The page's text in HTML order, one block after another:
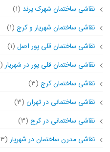
نقاشی ساختمان شهرک پرند (۱)
نقاشی ساختمان شهریار و کرج (۱)
نقاشی ساختمان قلی پور اصل (۱)
نقاشی ساختمان قلی پور در شهریار(۱)
نقاشی ساختمان کرج (۳)
نقاشی ساختمانی در تهران (۳)
نقاشی ساختمانی در کرج (۳)
نقاشی مدرن ساختمان در شهریار(۳)